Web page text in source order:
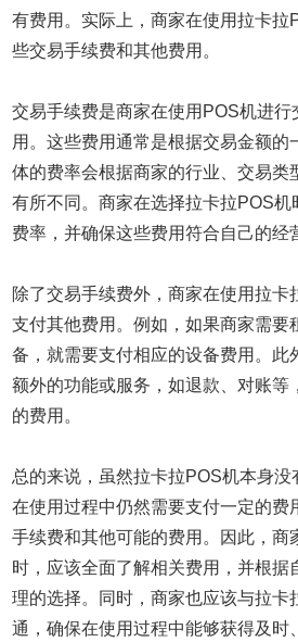
有费用。实际上，商家在使用拉卡拉
些交易手续费和其他费用。
交易手续费是商家在使用POS机进行
用。这些费用通常是根据交易金额的
体的费率会根据商家的行业、交易类
有所不同。商家在选择拉卡拉POS机
费率，并确保这些费用符合自己的经
除了交易手续费外，商家在使用拉卡
支付其他费用。例如，如果商家需要
备，就需要支付相应的设备费用。此
额外的功能或服务，如退款、对账等
的费用。
总的来说，虽然拉卡拉POS机本身
在使用过程中仍然需要支付一定的费
手续费和其他可能的费用。因此，商
时，应该全面了解相关费用，并根据
理的选择。同时，商家也应该与拉卡
通，确保在使用过程中能够获得及时